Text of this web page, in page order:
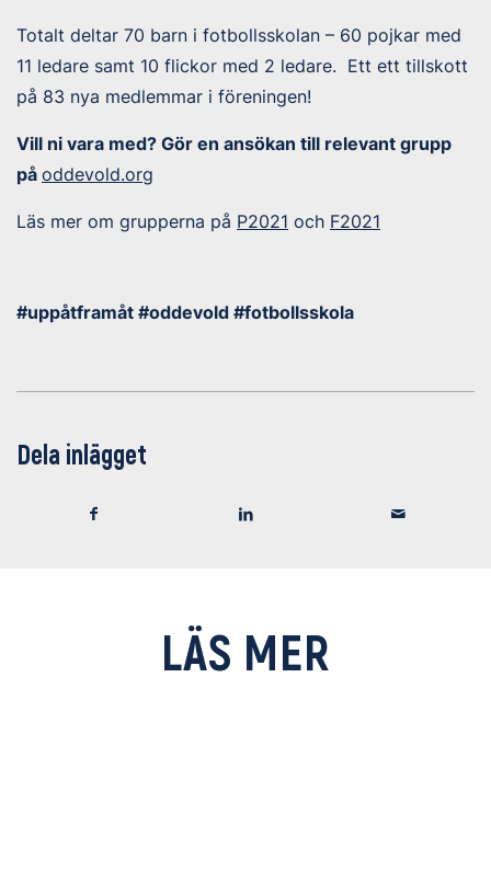
Totalt deltar 70 barn i fotbollsskolan – 60 pojkar med
11 ledare samt 10 flickor med 2 ledare. Ett ett tillskott
på 83 nya medlemmar i föreningen!
Vill ni vara med? Gör en ansökan till relevant grupp
på oddevold.org
Läs mer om grupperna på P2021 och F2021
#uppåtframåt #oddevold #fotbollsskola
Dela inlägget
LÄS MER